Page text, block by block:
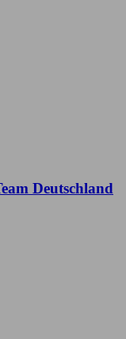
Deutschland